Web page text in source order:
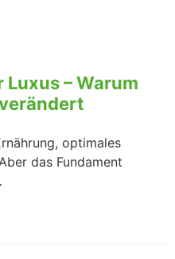
Luxus – Warum
optimales
das Fundament